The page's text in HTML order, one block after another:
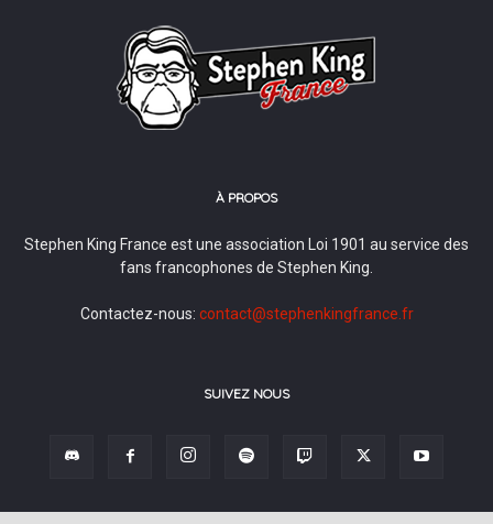
À PROPOS
Stephen King France est une association Loi 1901 au service des
fans francophones de Stephen King.
Contactez-nous: contact@stephenkingfrance.fr
SUIVEZ NOUS